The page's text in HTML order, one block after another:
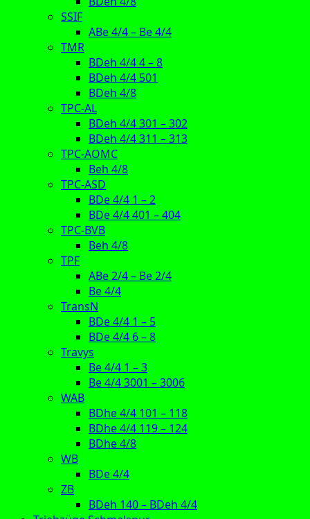
SSIF
ABe 4/4 – Be 4/4
TMR
BDeh 4/4 4 – 8
BDeh 4/4 501
BDeh 4/8
TPC-AL
BDeh 4/4 301 – 302
BDeh 4/4 311 – 313
TPC-AOMC
Beh 4/8
TPC-ASD
BDe 4/4 1 – 2
BDe 4/4 401 – 404
TPC-BVB
Beh 4/8
TPF
ABe 2/4 – Be 2/4
Be 4/4
TransN
BDe 4/4 1 – 5
BDe 4/4 6 – 8
Travys
Be 4/4 1 – 3
Be 4/4 3001 – 3006
WAB
BDhe 4/4 101 – 118
BDhe 4/4 119 – 124
BDhe 4/8
WB
BDe 4/4
ZB
BDeh 140 – BDeh 4/4